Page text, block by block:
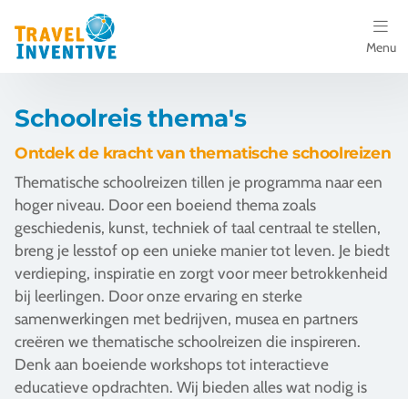
Menu
Bestemmingen
Schoolreis thema's
Voor docenten
Over ons
Een offerte aanvragen
Referenties
Schoolreis thema's
Ontdek de kracht van thematische schoolreizen
Thematische schoolreizen tillen je programma naar een
hoger niveau. Door een boeiend thema zoals
geschiedenis, kunst, techniek of taal centraal te stellen,
breng je lesstof op een unieke manier tot leven. Je biedt
verdieping, inspiratie en zorgt voor meer betrokkenheid
bij leerlingen. Door onze ervaring en sterke
samenwerkingen met bedrijven, musea en partners
creëren we thematische schoolreizen die inspireren.
Denk aan boeiende workshops tot interactieve
educatieve opdrachten. Wij bieden alles wat nodig is